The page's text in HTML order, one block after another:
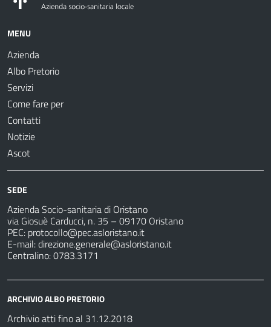
MENU
Azienda
Albo Pretorio
Servizi
Come fare per
Contatti
Notizie
Ascot
SEDE
Azienda Socio-sanitaria di Oristano
via Giosuè Carducci, n. 35 – 09170 Oristano
PEC: protocollo@pec.asloristano.it
E-mail:direzione.generale@asloristano.it
Centralino: 0783.3171
ARCHIVIO ALBO PRETORIO
Archivio atti fino al 31.12.2018